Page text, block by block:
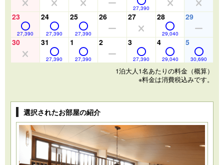
27,390
23
27,390
24
27,390
25
27,390
26 27 28
29,040
29
30 31
27,390
1
27,390
2 3
27,390
4
29,040
5
30,690
1泊大人1名あたりの料金（概算）
※料金は消費税込みです。
選択されたお部屋の紹介